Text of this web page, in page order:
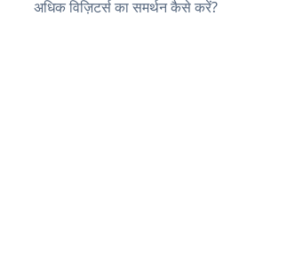
अधिक विज़िटर्स का समर्थन कैसे करें?